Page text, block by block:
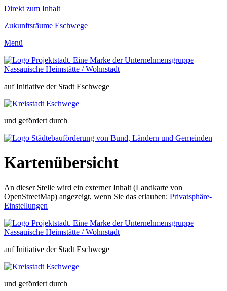
Direkt zum Inhalt
Zukunfts­räume Eschwege
Menü
auf Initiative der Stadt Eschwege
und gefördert durch
Kartenübersicht
An dieser Stelle wird ein externer Inhalt (Landkarte von
OpenStreetMap) angezeigt, wenn Sie das erlauben: Privatsphäre-
Einstellungen
auf Initiative der Stadt Eschwege
und gefördert durch